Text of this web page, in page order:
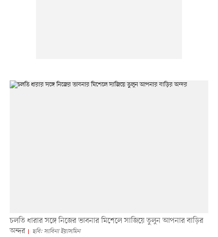
চলতি ধারার সঙ্গে নিজের ভাবনার মিশেলে সাজিয়ে তুলুন আপনার বাড়ির
অন্দর
ছবি: সাবিনা ইয়াসমিন